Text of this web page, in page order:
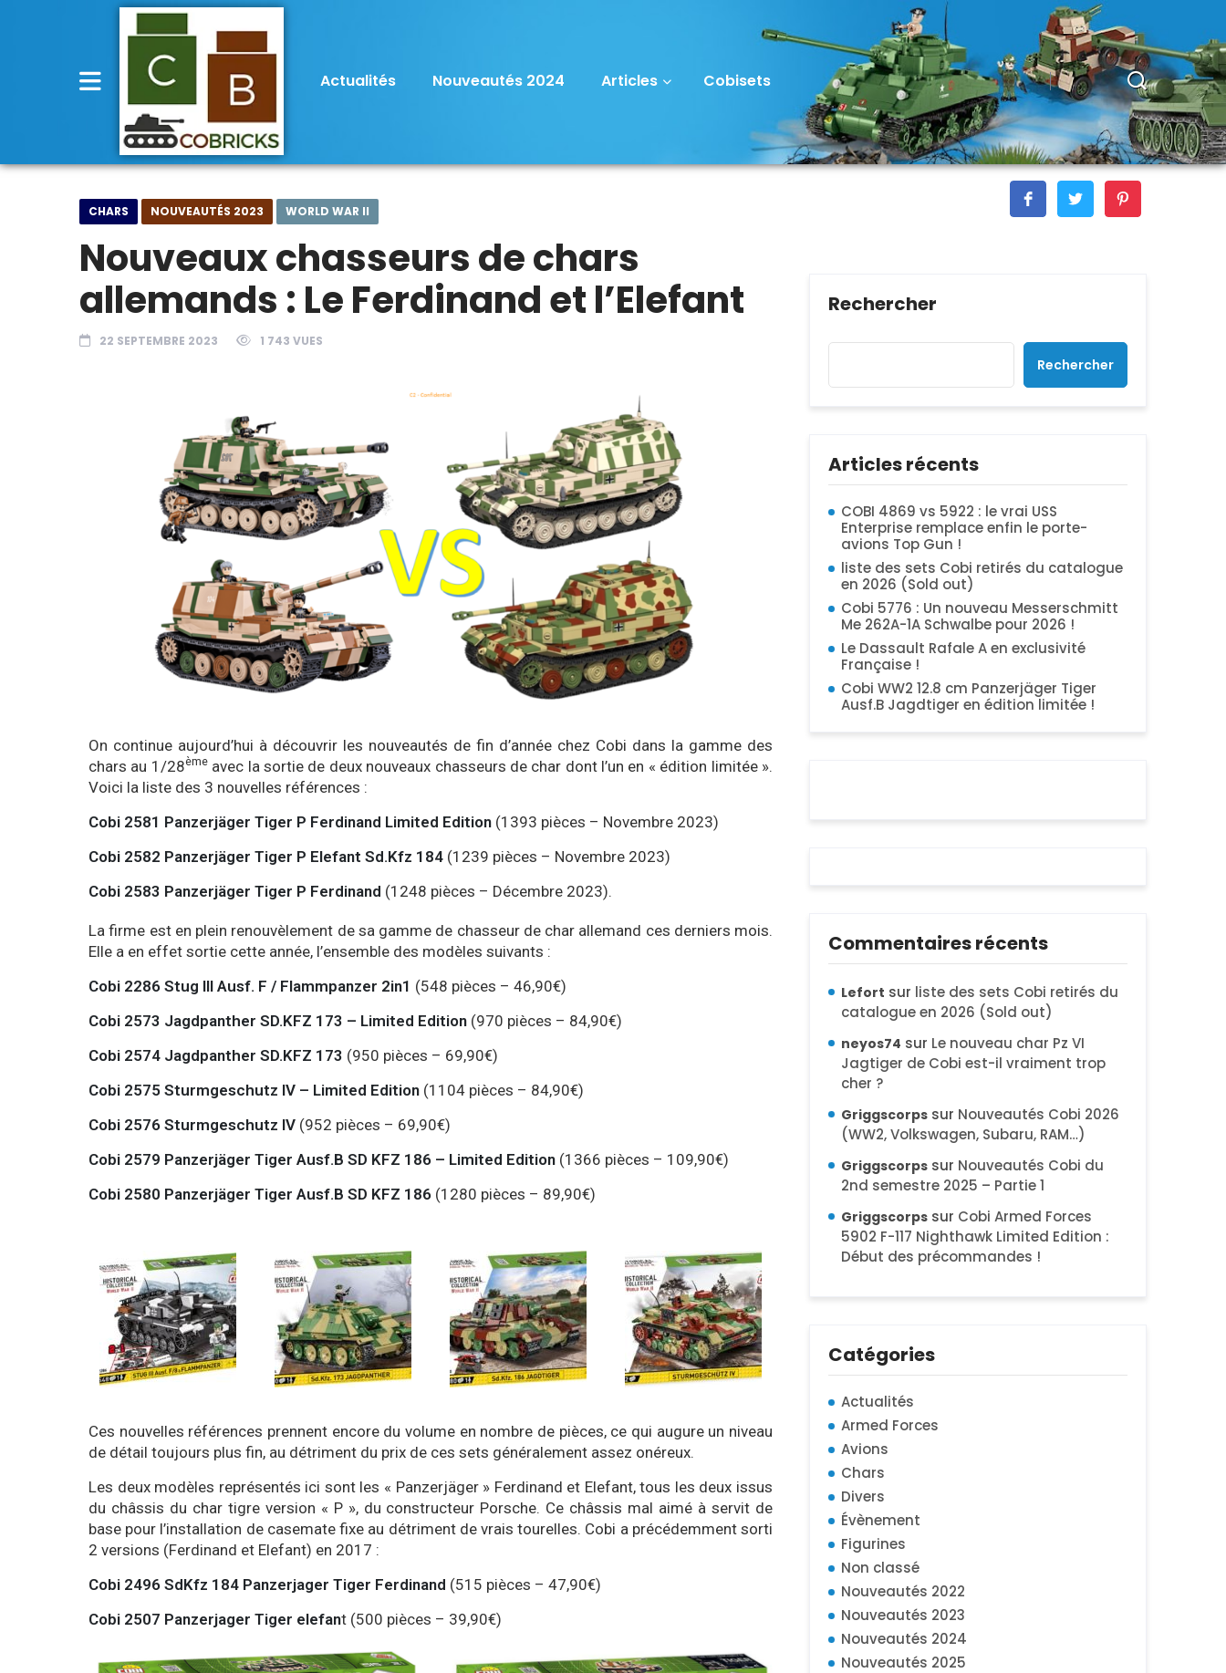
Actualités Nouveautés 2024 Articles Cobisets
CHARS NOUVEAUTÉS 2023 WORLD WAR II
Nouveaux chasseurs de chars
allemands : Le Ferdinand et l’Elefant
22 SEPTEMBRE 2023 1 743 VUES
On continue aujourd’hui à découvrir les nouveautés de fin d’année chez Cobi dans la gamme des
chars au 1/28èmeavec la sortie de deux nouveaux chasseurs de char dont l’un en « édition limitée ».
Voici la liste des 3 nouvelles références :
Cobi 2581 Panzerjäger Tiger P Ferdinand Limited Edition (1393 pièces – Novembre 2023)
Cobi 2582 Panzerjäger Tiger P Elefant Sd.Kfz 184 (1239 pièces – Novembre 2023)
Cobi 2583 Panzerjäger Tiger P Ferdinand (1248 pièces – Décembre 2023).
La firme est en plein renouvèlement de sa gamme de chasseur de char allemand ces derniers mois.
Elle a en effet sortie cette année, l’ensemble des modèles suivants :
Cobi 2286 Stug III Ausf. F / Flammpanzer 2in1 (548 pièces – 46,90€)
Cobi 2573 Jagdpanther SD.KFZ 173 – Limited Edition (970 pièces – 84,90€)
Cobi 2574 Jagdpanther SD.KFZ 173 (950 pièces – 69,90€)
Cobi 2575 Sturmgeschutz IV – Limited Edition (1104 pièces – 84,90€)
Cobi 2576 Sturmgeschutz IV (952 pièces – 69,90€)
Cobi 2579 Panzerjäger Tiger Ausf.B SD KFZ 186 – Limited Edition (1366 pièces – 109,90€)
Cobi 2580 Panzerjäger Tiger Ausf.B SD KFZ 186 (1280 pièces – 89,90€)
Ces nouvelles références prennent encore du volume en nombre de pièces, ce qui augure un niveau
de détail toujours plus fin, au détriment du prix de ces sets généralement assez onéreux.
Les deux modèles représentés ici sont les « Panzerjäger » Ferdinand et Elefant, tous les deux issus
du châssis du char tigre version « P », du constructeur Porsche. Ce châssis mal aimé à servit de
base pour l’installation de casemate fixe au détriment de vrais tourelles. Cobi a précédemment sorti
2 versions (Ferdinand et Elefant) en 2017 :
Cobi 2496 SdKfz 184 Panzerjager Tiger Ferdinand (515 pièces – 47,90€)
Cobi 2507 Panzerjager Tiger elefant (500 pièces – 39,90€)
Rechercher
Rechercher
Articles récents
COBI 4869 vs 5922 : le vrai USS
Enterprise remplace enfin le porte-
avions Top Gun !
liste des sets Cobi retirés du catalogue
en 2026 (Sold out)
Cobi 5776 : Un nouveau Messerschmitt
Me 262A-1A Schwalbe pour 2026 !
Le Dassault Rafale A en exclusivité
Française !
Cobi WW2 12.8 cm Panzerjäger Tiger
Ausf.B Jagdtiger en édition limitée !
Commentaires récents
Lefort sur liste des sets Cobi retirés du
catalogue en 2026 (Sold out)
neyos74 sur Le nouveau char Pz VI
Jagtiger de Cobi est-il vraiment trop
cher ?
Griggscorps sur Nouveautés Cobi 2026
(WW2, Volkswagen, Subaru, RAM…)
Griggscorps sur Nouveautés Cobi du
2nd semestre 2025 – Partie 1
Griggscorps sur Cobi Armed Forces
5902 F-117 Nighthawk Limited Edition :
Début des précommandes !
Catégories
Actualités
Armed Forces
Avions
Chars
Divers
Évènement
Figurines
Non classé
Nouveautés 2022
Nouveautés 2023
Nouveautés 2024
Nouveautés 2025